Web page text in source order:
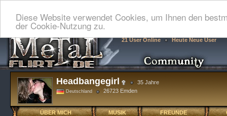
Diese Website verwendet Cookies, um Ihnen den
der Cookie-Nutzung zu.
21 User Online Heute Neue User
Headbangegirl 35 Jahre
Deutschland 26723 Emden
ÜBER MICH MUSIK FREUNDE